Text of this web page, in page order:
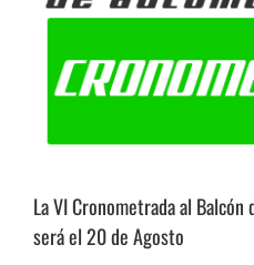
La VI Cronometrada al
será el 20 de Agosto